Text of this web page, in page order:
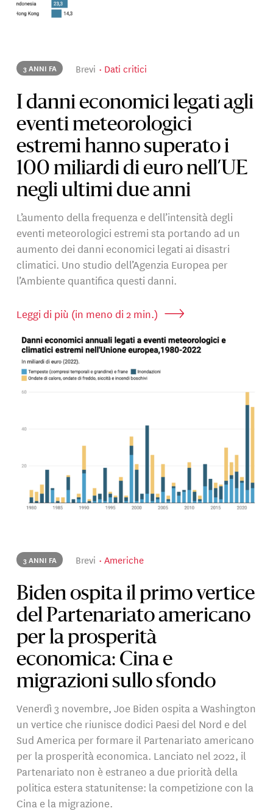
3 ANNI FA Brevi Dati critici
I danni economici legati agli
eventi meteorologici
estremi hanno superato i
100 miliardi di euro nell’UE
negli ultimi due anni
L’aumento della frequenza e dell’intensità degli
eventi meteorologici estremi sta portando ad un
aumento dei danni economici legati ai disastri
climatici. Uno studio dell’Agenzia Europea per
l’Ambiente quantifica questi danni.
Leggi di più (in meno di 2 min.)
3 ANNI FA Brevi Americhe
Biden ospita il primo vertice
del Partenariato americano
per la prosperità
economica: Cina e
migrazioni sullo sfondo
Venerdì 3 novembre, Joe Biden ospita a Washington
un vertice che riunisce dodici Paesi del Nord e del
Sud America per formare il Partenariato americano
per la prosperità economica. Lanciato nel 2022, il
Partenariato non è estraneo a due priorità della
politica estera statunitense: la competizione con la
Cina e la migrazione.